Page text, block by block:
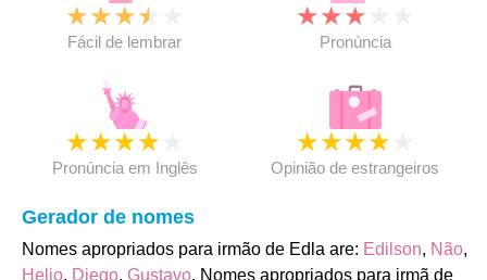
★★★★
Fácil de lembrar
★★★
Pronúncia
★★★★
Pronúncia em Inglês
★★★★
Opinião de estrangeiros
Gerador de nomes
Nomes apropriados para irmão de Edla are: Edilson, Não,
Helio, Diego, Gustavo. Nomes apropriados para irmã de